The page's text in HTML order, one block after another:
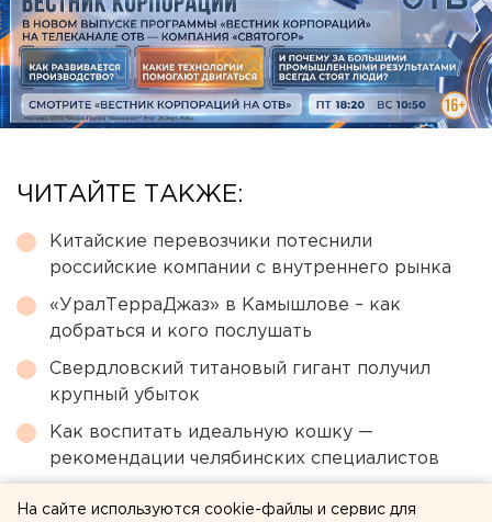
ЧИТАЙТЕ ТАКЖЕ:
Китайские перевозчики потеснили
российские компании с внутреннего рынка
«УралТерраДжаз» в Камышлове – как
добраться и кого послушать
Свердловский титановый гигант получил
крупный убыток
Как воспитать идеальную кошку —
рекомендации челябинских специалистов
На сайте используются cookie-файлы и сервис для